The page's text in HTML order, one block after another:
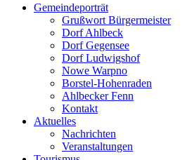
Gemeindeporträt
Grußwort Bürgermeister
Dorf Ahlbeck
Dorf Gegensee
Dorf Ludwigshof
Nowe Warpno
Borstel-Hohenraden
Ahlbecker Fenn
Kontakt
Aktuelles
Nachrichten
Veranstaltungen